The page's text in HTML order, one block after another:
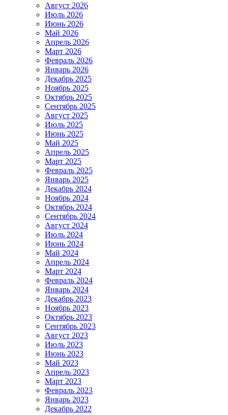
Август 2026
Июль 2026
Июнь 2026
Май 2026
Апрель 2026
Март 2026
Февраль 2026
Январь 2026
Декабрь 2025
Ноябрь 2025
Октябрь 2025
Сентябрь 2025
Август 2025
Июль 2025
Июнь 2025
Май 2025
Апрель 2025
Март 2025
Февраль 2025
Январь 2025
Декабрь 2024
Ноябрь 2024
Октябрь 2024
Сентябрь 2024
Август 2024
Июль 2024
Июнь 2024
Май 2024
Апрель 2024
Март 2024
Февраль 2024
Январь 2024
Декабрь 2023
Ноябрь 2023
Октябрь 2023
Сентябрь 2023
Август 2023
Июль 2023
Июнь 2023
Май 2023
Апрель 2023
Март 2023
Февраль 2023
Январь 2023
Декабрь 2022